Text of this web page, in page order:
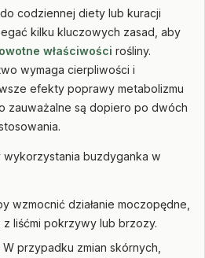
codziennej diety lub kuracji
kilku kluczowych zasad, aby
właściwości rośliny.
wymaga cierpliwości i
efekty poprawy metabolizmu
zauważalne są dopiero po dwóch
buzdyganka w
wzmocnić działanie moczopędne,
z liśćmi pokrzywy lub brzozy.
W przypadku zmian skórnych,